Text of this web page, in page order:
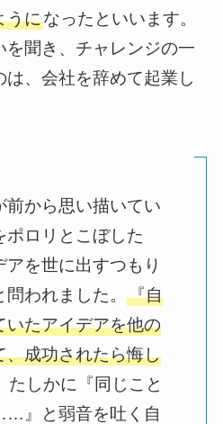
うになったといいます。
を聞き、チャレンジの一
、会社を辞めて起業し
前から思い描いてい
ポロリとこぼした
アを世に出すつもり
われました。 『自
いたアイデアを他の
、成功されたら悔し
たしかに『同じこと
』と弱音を吐く自